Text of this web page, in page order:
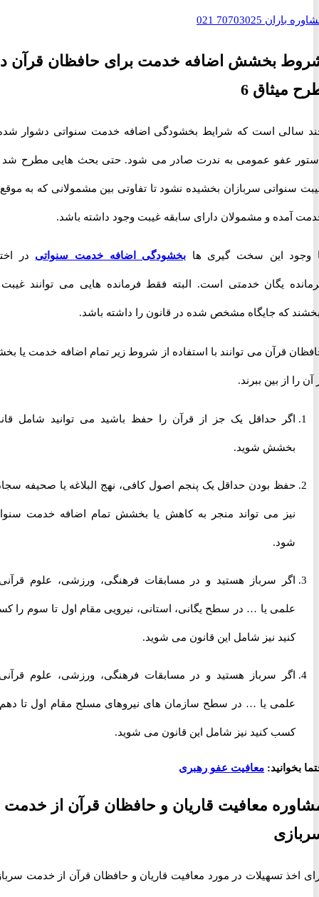
بخشش اضافه خدمت برای حافظان قرآن در
6
است که شرایط بخشودگی اضافه خدمت سنواتی دشوار شده و
عفو عمومی به ندرت صادر می شود. حتی بحث هایی مطرح شد که
سربازان بخشیده نشود تا تفاوتی بین مشمولانی که به موقع به
و مشمولان دارای سابقه غیبت وجود داشته باشد.
این سخت گیری ها بخشودگی اضافه خدمت سنواتیدر اختیار
یگان خدمتی است. البته فقط فرمانده هایی می توانند غیبت را
که جایگاه مشخص شده در قانون را داشته باشد.
قرآن می توانند با استفاده از شروط زیر تمام اضافه خدمت یا بخشی
از بین ببرند.
اگر حداقل یک جز از قرآن را حفظ باشید می توانید شامل قانون
بخشش شوید.
حفظ بودن حداقل یک پنجم اصول کافی، نهج البلاغه یا صحیفه سجادیه
نیز می تواند منجر به کاهش یا بخشش تمام اضافه خدمت سنواتی
شود.
اگر سرباز هستید و در مسابقات فرهنگی، ورزشی، علوم قرآنی و
علمی یا … در سطح یگانی، استانی، نیرویی مقام اول تا سوم را کسب
کنید نیز شامل این قانون می شوید.
اگر سرباز هستید و در مسابقات فرهنگی، ورزشی، علوم قرآنی و
علمی یا … در سطح سازمان های نیروهای مسلح مقام اول تا دهم را
کسب کنید نیز شامل این قانون می شوید.
معافیت عفو رهبری
معافیت قاریان و حافظان قرآن از خدمت
تسهیلات در مورد معافیت قاریان و حافظان قرآن از خدمت سربازی